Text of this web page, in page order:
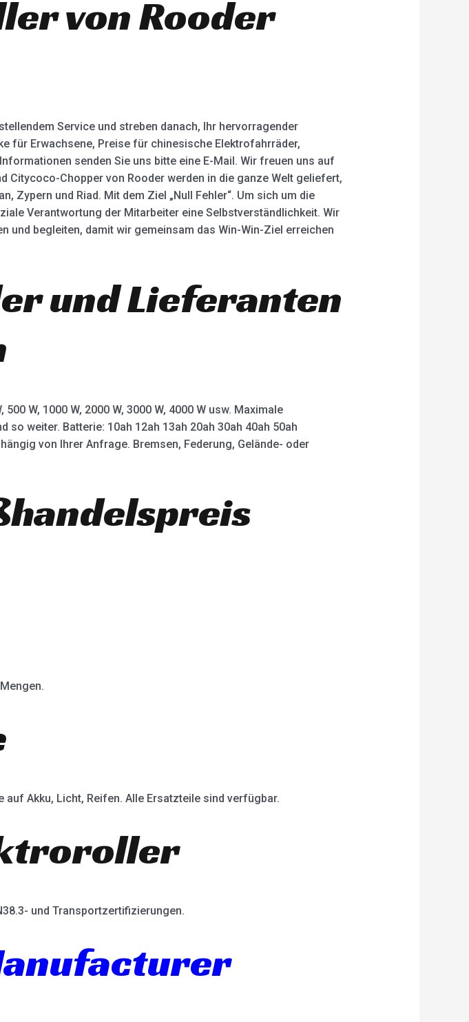
von Rooder
Service und streben danach, Ihr hervorragender
für Erwachsene, Preise für chinesische Elektrofahrräder,
senden Sie uns bitte eine E-Mail. Wir freuen uns auf
Citycoco-Chopper von Rooder werden in die ganze Welt geliefert,
Zypern und Riad. Mit dem Ziel „Null Fehler“. Um sich um die
Verantwortung der Mitarbeiter eine Selbstverständlichkeit. Wir
und begleiten, damit wir gemeinsam das Win-Win-Ziel erreichen
und Lieferanten
W, 1000 W, 2000 W, 3000 W, 4000 W usw. Maximale
weiter. Batterie: 10ah 12ah 13ah 20ah 30ah 40ah 50ah
von Ihrer Anfrage. Bremsen, Federung, Gelände- oder
Akku, Licht, Reifen. Alle Ersatzteile sind verfügbar.
und Transportzertifizierungen.